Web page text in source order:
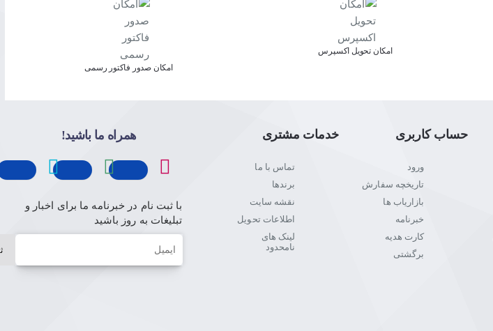
اﻣﮑﺎن ﺗﺤﻮﯾﻞ اﮐﺴﭙﺮس
امکان صدور فاکتور رسمی
حساب کاربری
ورود
تاریخچه سفارش
بازاریاب ها
خبرنامه
کارت هدیه
برگشتی
خدمات مشتری
تماس با ما
برندها
نقشه سایت
اطلاعات تحویل
لینک های
نامحدود
همراه ما باشید!
با ثبت نام در خبرنامه ما برای اخبار و
تبلیغات به روز باشید
ایمیل